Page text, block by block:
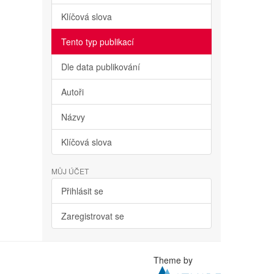
Klíčová slova
Tento typ publikací
Dle data publikování
Autoři
Názvy
Klíčová slova
MŮJ ÚČET
Přihlásit se
Zaregistrovat se
Theme by